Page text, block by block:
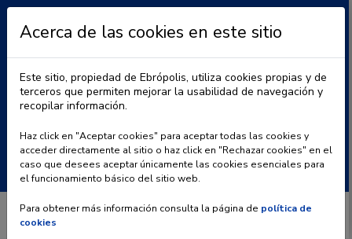
BLOG | CONTACTO
Buscar:
Acerca de las cookies en este sitio
Este sitio, propiedad de Ebrópolis, utiliza cookies propias y de
terceros que permiten mejorar la usabilidad de navegación y
recopilar información.
Haz click en "Aceptar cookies" para aceptar todas las cookies y
acceder directamente al sitio o haz click en "Rechazar cookies" en el
caso que desees aceptar únicamente las cookies esenciales para
el funcionamiento básico del sitio web.
Para obtener más información consulta la página de política de
cookies